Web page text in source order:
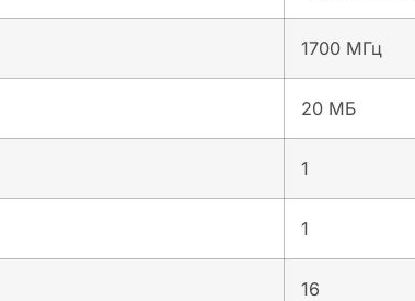
1700 МГц
20 МБ
1
1
16